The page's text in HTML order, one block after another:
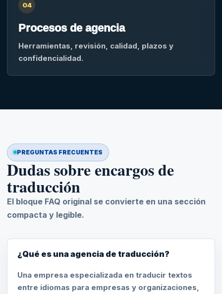
04
Procesos de agencia
Herramientas, revisión, calidad, plazos y
confidencialidad.
PREGUNTAS FRECUENTES
Dudas sobre encargos de
traducción
El bloque FAQ original se convierte en una sección
compacta y legible.
¿Qué es una agencia de traducción?
Una empresa especializada en traducir textos
entre idiomas para empresas y organizaciones,